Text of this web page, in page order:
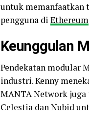
untuk memanfaatkan
pengguna di Ethereum
Keunggulan
Pendekatan modular
industri. Kenny
MANTA Network juga
Celestia dan Nubid